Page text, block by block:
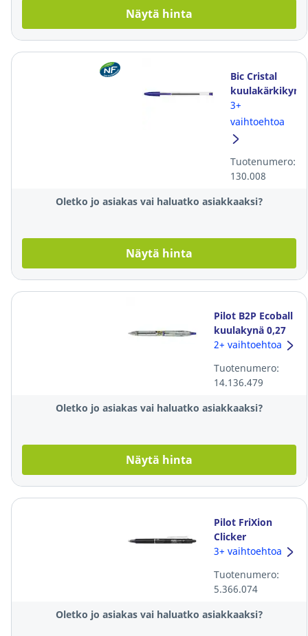
Näytä hinta
Bic Cristal
kuulakärkikynä
korkilla
0,32mm
sininen
3+
vaihtoehtoa
Tuotenumero:
130.008
Oletko jo asiakas vai haluatko asiakkaaksi?
Näytä hinta
Pilot B2P Ecoball
kuulakynä 0,27
sininen
2+ vaihtoehtoa
Tuotenumero:
14.136.479
Oletko jo asiakas vai haluatko asiakkaaksi?
Näytä hinta
Pilot FriXion
Clicker
poispyyhittävä
mekanismilla
0,35mm musta
3+ vaihtoehtoa
Tuotenumero:
5.366.074
Oletko jo asiakas vai haluatko asiakkaaksi?